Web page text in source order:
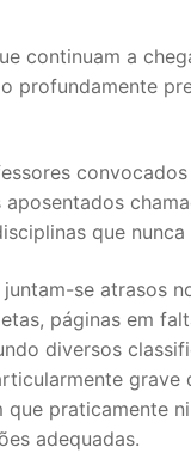
continuam a
profundamente
que nunca
se atrasos
páginas em
diversos
que praticamente
adequadas.